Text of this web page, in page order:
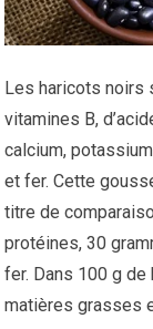
Les haricots noirs
vitamines B,
calcium,
et fer. Cette
titre de
protéines, 30
fer. Dans 100 g
matières grasses